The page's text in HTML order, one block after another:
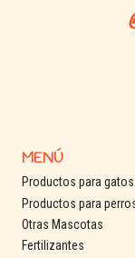
MENÚ
Productos para gatos
Productos para
Otras Mascotas
Fertilizantes